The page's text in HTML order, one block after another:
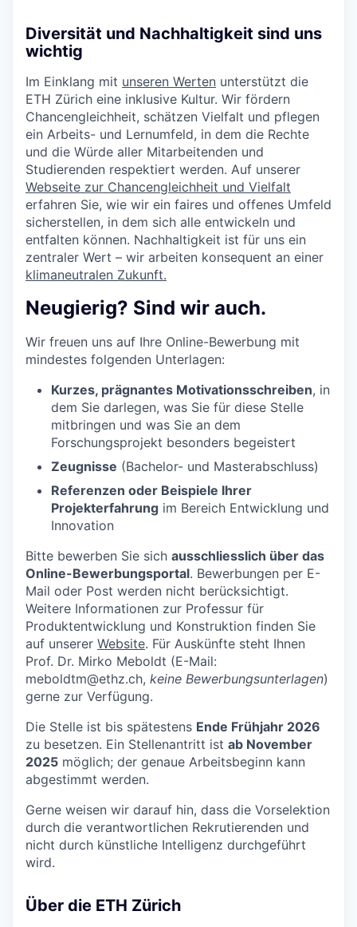
Diversität und Nachhaltigkeit sind uns
wichtig
Im Einklang mit unseren Werten unterstützt die
ETH Zürich eine inklusive Kultur. Wir fördern
Chancengleichheit, schätzen Vielfalt und pflegen
ein Arbeits- und Lernumfeld, in dem die Rechte
und die Würde aller Mitarbeitenden und
Studierenden respektiert werden. Auf unserer
Webseite zur Chancengleichheit und Vielfalt
erfahren Sie, wie wir ein faires und offenes Umfeld
sicherstellen, in dem sich alle entwickeln und
entfalten können. Nachhaltigkeit ist für uns ein
zentraler Wert – wir arbeiten konsequent an einer
klimaneutralen Zukunft.
Neugierig? Sind wir auch.
Wir freuen uns auf Ihre Online-Bewerbung mit
mindestes folgenden Unterlagen:
Kurzes, prägnantes Motivationsschreiben, in
dem Sie darlegen, was Sie für diese Stelle
mitbringen und was Sie an dem
Forschungsprojekt besonders begeistert
Zeugnisse (Bachelor- und Masterabschluss)
Referenzen oder Beispiele Ihrer
Projekterfahrung im Bereich Entwicklung und
Innovation
Bitte bewerben Sie sich ausschliesslich über das
Online-Bewerbungsportal. Bewerbungen per E-
Mail oder Post werden nicht berücksichtigt.
Weitere Informationen zur Professur für
Produktentwicklung und Konstruktion finden Sie
auf unserer Website. Für Auskünfte steht Ihnen
Prof. Dr. Mirko Meboldt (E-Mail:
meboldtm@ethz.ch, keine Bewerbungsunterlagen)
gerne zur Verfügung.
Die Stelle ist bis spätestens Ende Frühjahr 2026
zu besetzen. Ein Stellenantritt ist ab November
2025 möglich; der genaue Arbeitsbeginn kann
abgestimmt werden.
Gerne weisen wir darauf hin, dass die Vorselektion
durch die verantwortlichen Rekrutierenden und
nicht durch künstliche Intelligenz durchgeführt
wird.
Über die ETH Zürich